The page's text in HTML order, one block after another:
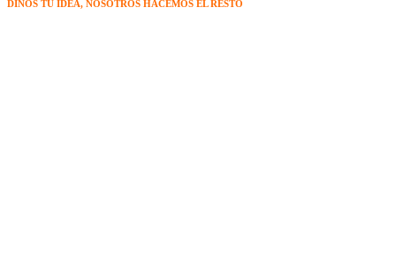
DINOS TU IDEA, NOSOTROS HACEMOS EL RESTO